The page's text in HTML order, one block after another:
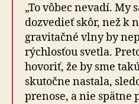
„To vôbec nevadí. My
dozvedieť skôr, než k
gravitačné vlny by
rýchlosťou svetla.
hovoriť, že by sme
skutočne nastala,
prenose, a nie spätne